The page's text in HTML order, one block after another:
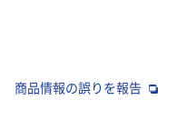
商品情報の誤りを報告